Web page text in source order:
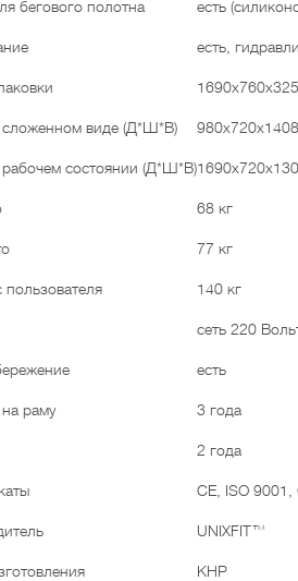
бегового полотна есть
есть,
сложенном виде (Д*Ш*В)
состоянии (Д*Ш*В)
68 кг
77 кг
пользователя 140 кг
сеть 220
есть
раму 3 года
2 года
CE, ISO
UNIXFIT™
КНР